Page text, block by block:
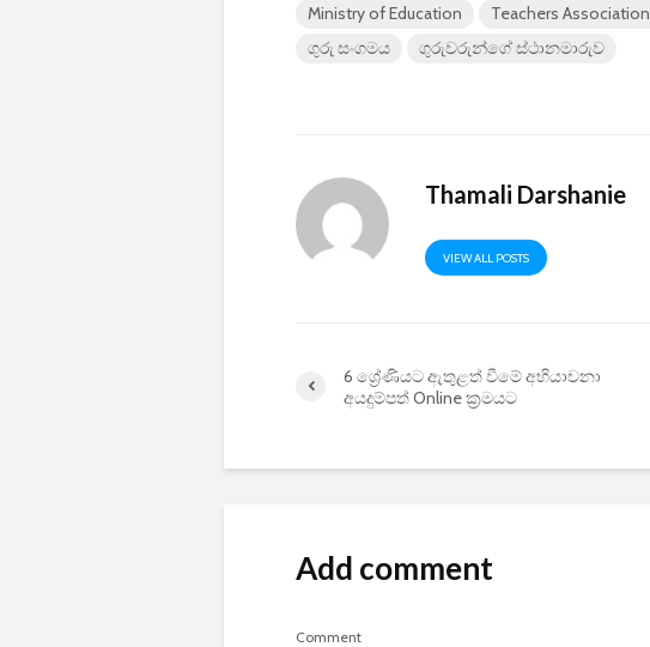
Ministry of Education Teachers Association
ගුරු සංගමය
ගුරුවරුන්ගේ ස්ථානමාරුව
Thamali Darshanie
VIEW ALL POSTS
6 ශ්‍රේණියට ඇතුළත් වීමේ අභියාචනා
අයදුම්පත් Online ක්‍රමයට
Add comment
Comment